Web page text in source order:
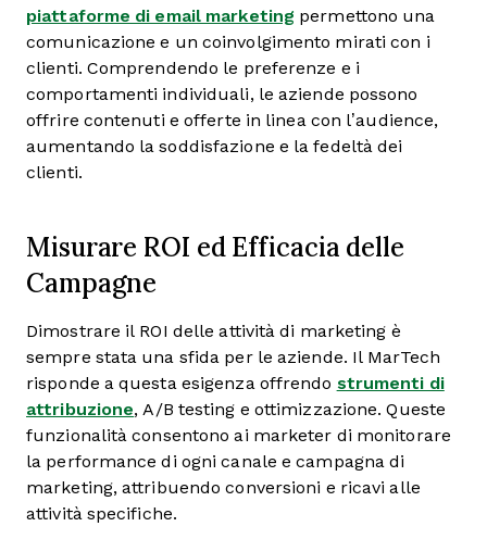
piattaforme di email marketing permettono una
comunicazione e un coinvolgimento mirati con i
clienti. Comprendendo le preferenze e i
comportamenti individuali, le aziende possono
offrire contenuti e offerte in linea con l’audience,
aumentando la soddisfazione e la fedeltà dei
clienti.
Misurare ROI ed Efficacia delle
Campagne
Dimostrare il ROI delle attività di marketing è
sempre stata una sfida per le aziende. Il MarTech
risponde a questa esigenza offrendo strumenti di
attribuzione, A/B testing e ottimizzazione. Queste
funzionalità consentono ai marketer di monitorare
la performance di ogni canale e campagna di
marketing, attribuendo conversioni e ricavi alle
attività specifiche.